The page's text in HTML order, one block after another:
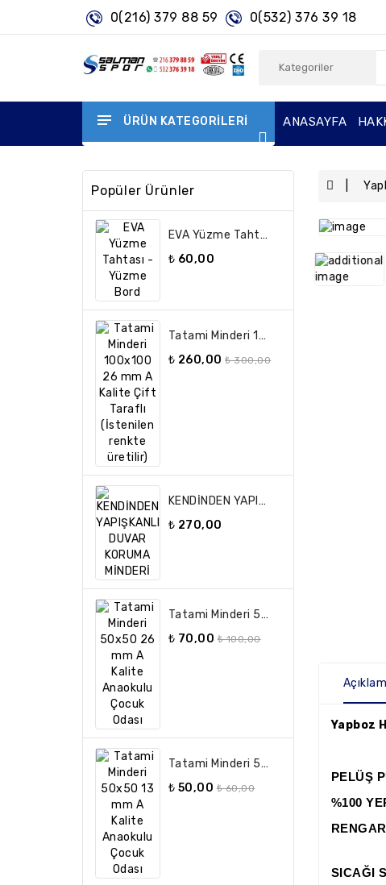
0(216) 379 88 59 0(532) 376 39 18
ÜRÜN KATEGORILERI ANASAYFA
Popüler Ürünler
EVA Yüzme Tahtası - Yüzme Bord
₺ 60,00
Tatami Minderi 100x100 26 Mm A Kalite Çift Taraflı (İstenilen Renkte Üretilir)
₺ 260,00 ₺ 300,00
KENDİNDEN YAPIŞKANLI DUVAR KORUMA MİNDERİ
₺ 270,00
Tatami Minderi 50x50 26 Mm A Kalite Anaokulu Çocuk Odası
₺ 70,00 ₺ 100,00
Tatami Minderi 50x50 13 Mm A Kalite Anaokulu Çocuk Odası
₺ 50,00 ₺ 60,00
Yapboz
PELÜŞ
%100
SICAĞI